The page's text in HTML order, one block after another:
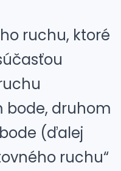
ruchu, ktoré
bode, druhom
(ďalej
ruchu“